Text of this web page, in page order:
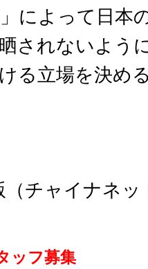
によって日本
されないよう
る立場を決め
（チャイナネ
ッフ募集